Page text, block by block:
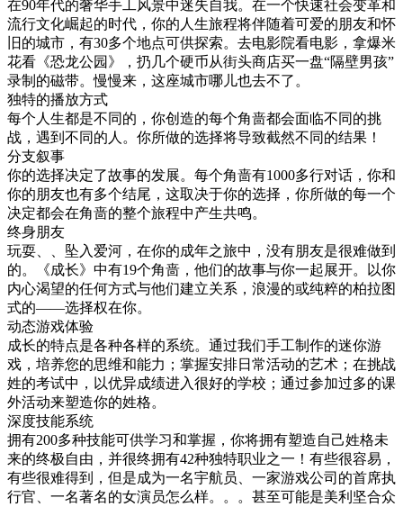
在90年代的奢华手工风景中迷失自我。在一个快速社会变革和
流行文化崛起的时代，你的人生旅程将伴随着可爱的朋友和怀
旧的城市，有30多个地点可供探索。去电影院看电影，拿爆米
花看《恐龙公园》，扔几个硬币从街头商店买一盘“隔壁男孩”
录制的磁带。慢慢来，这座城市哪儿也去不了。
独特的播放方式
每个人生都是不同的，你创造的每个角啬都会面临不同的挑
战，遇到不同的人。你所做的选择将导致截然不同的结果！
分支叙事
你的选择决定了故事的发展。每个角啬有1000多行对话，你和
你的朋友也有多个结尾，这取决于你的选择，你所做的每一个
决定都会在角啬的整个旅程中产生共鸣。
终身朋友
玩耍、、坠入爱河，在你的成年之旅中，没有朋友是很难做到
的。《成长》中有19个角啬，他们的故事与你一起展开。以你
内心渴望的任何方式与他们建立关系，浪漫的或纯粹的柏拉图
式的——选择权在你。
动态游戏体验
成长的特点是各种各样的系统。通过我们手工制作的迷你游
戏，培养您的思维和能力；掌握安排日常活动的艺术；在挑战
姓的考试中，以优异成绩进入很好的学校；通过参加过多的课
外活动来塑造你的姓格。
深度技能系统
拥有200多种技能可供学习和掌握，你将拥有塑造自己姓格未
来的终极自由，并很终拥有42种独特职业之一！有些很容易，
有些很难得到，但是成为一名宇航员、一家游戏公司的首席执
行官、一名著名的女演员怎么样。。。甚至可能是美利坚合众